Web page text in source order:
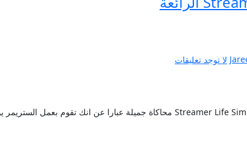
لا توجد تعليقات